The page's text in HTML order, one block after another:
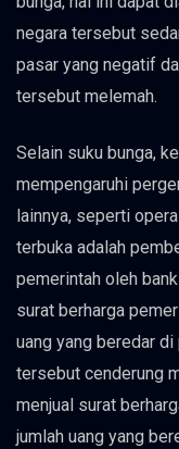
negara tersebut
pasar yang negatif
tersebut melemah.
Selain suku bunga,
mempengaruhi
lainnya, seperti
terbuka adalah
pemerintah oleh
surat berharga
uang yang beredar di
tersebut cenderung
menjual surat
jumlah uang yang